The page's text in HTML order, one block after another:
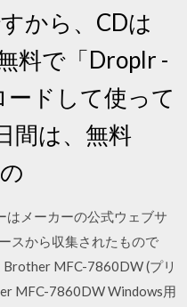
から、CDは
料で「Droplr -
ドして使って
間は、無料
メーカーの公式ウェブサ
スから収集されたもので
MFC-7860DW (プリ
MFC-7860DW Windows用